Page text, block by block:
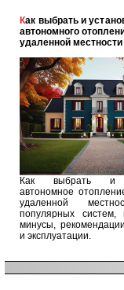
Как выбрать и установить систему
автономного
удаленной местности
Как выбрать и
автономное
удаленной
популярных
минусы,
и эксплуатации.